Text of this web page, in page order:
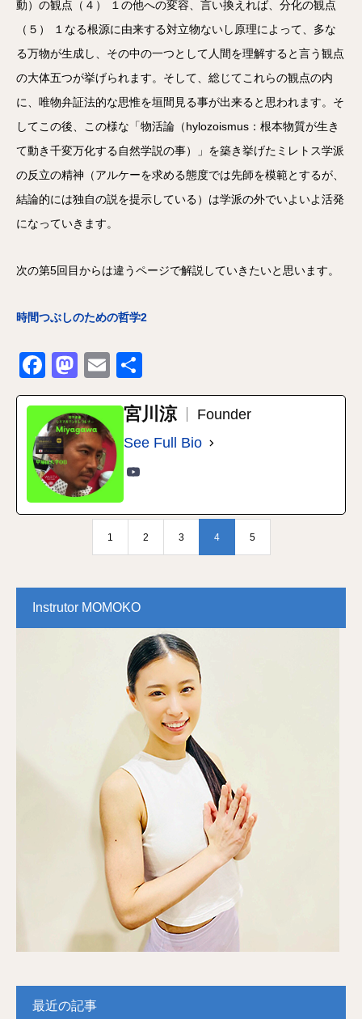
動）の観点（４） １の他への変容、言い換えれば、分化の観点
（５） １なる根源に由来する対立物ないし原理によって、多な
る万物が生成し、その中の一つとして人間を理解すると言う観点
の大体五つが挙げられます。そして、総じてこれらの観点の内
に、唯物弁証法的な思惟を垣間見る事が出来ると思われます。そ
してこの後、この様な「物活論（hylozoismus：根本物質が生き
て動き千変万化する自然学説の事）」を築き挙げたミレトス学派
の反立の精神（アルケーを求める態度では先師を模範とするが、
結論的には独自の説を提示している）は学派の外でいよいよ活発
になっていきます。
次の第5回目からは違うページで解説していきたいと思います。
時間つぶしのための哲学2
Facebook
Mastodon
Email
有
宮川涼
Founder
See Full Bio
1 2 3 4 5
Instrutor MOMOKO
最近の記事